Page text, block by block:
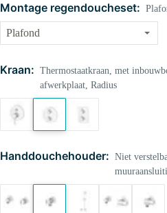
Montage regendoucheset:
Kraan: Thermostaatkraan, met
afwerkplaat, Radius
Handdouchehouder: Niet